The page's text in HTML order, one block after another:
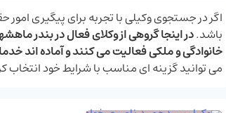
اگر در جستجوی وکیلی با تجربه برای پیگیری
باشد.در اینجا گروهی از وکلای فعال در بندر
خانوادگی و ملکی فعالیت می‌ کنند و آماده‌ اند
می ‌توانید گزینه ‌ای مناسب با شرایط خود انتخاب